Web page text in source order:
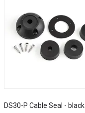
DS30-P Cable Seal - black